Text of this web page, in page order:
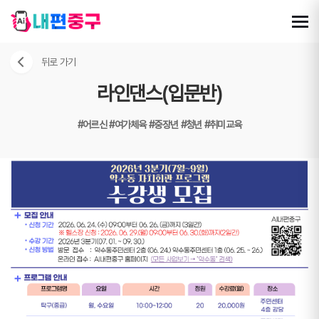
뒤로 가기
라인댄스(입문반)
#어르신#여가체육#중장년#청년#취미교육